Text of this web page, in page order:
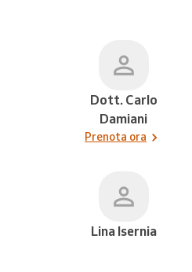
Dott. Carlo
Damiani
Prenota ora
Lina Isernia